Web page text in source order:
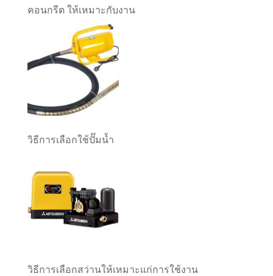
คอนกรีต ให้เหมาะกับงาน
วิธีการเลือกใช้ปั๊มน้ำ
วิธีการเลือกสว่านให้เหมาะแก่การใช้งาน